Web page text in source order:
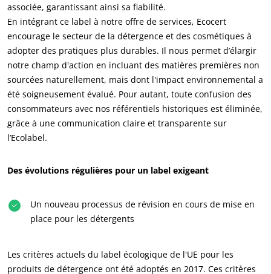
associée, garantissant ainsi sa fiabilité.
En intégrant ce label à notre offre de services, Ecocert
encourage le secteur de la détergence et des cosmétiques à
adopter des pratiques plus durables. Il nous permet d’élargir
notre champ d'action en incluant des matières premières non
sourcées naturellement, mais dont l'impact environnemental a
été soigneusement évalué. Pour autant, toute confusion des
consommateurs avec nos référentiels historiques est éliminée,
grâce à une communication claire et transparente sur
l’Ecolabel.
Des évolutions régulières pour un label exigeant
Un nouveau processus de révision en cours de mise en
place pour les détergents
Les critères actuels du label écologique de l'UE pour les
produits de détergence ont été adoptés en 2017. Ces critères